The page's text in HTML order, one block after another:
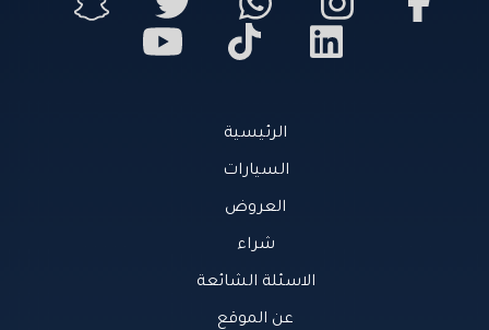
الرئيسية
السيارات
العروض
شراء
الاسئلة الشائعة
عن الموقع